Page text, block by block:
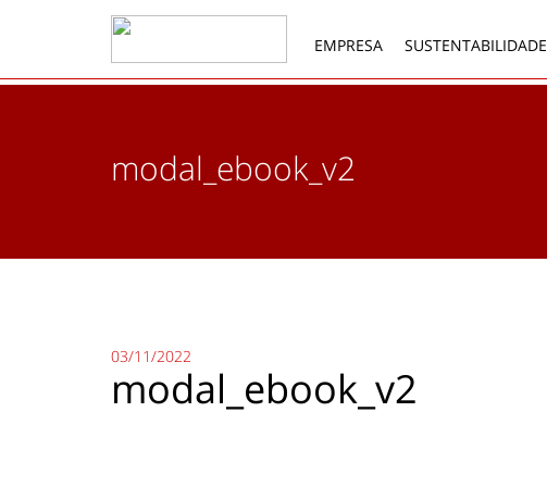
EMPRESA SUSTENTABILIDADE
modal_ebook_v2
03/11/2022
modal_ebook_v2